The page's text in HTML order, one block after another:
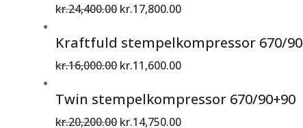
kr.24,400.00 kr.17,800.00
Kraftfuld stempelkompressor 670/90
kr.16,000.00 kr.11,600.00
Twin stempelkompressor 670/90+90
kr.20,200.00 kr.14,750.00